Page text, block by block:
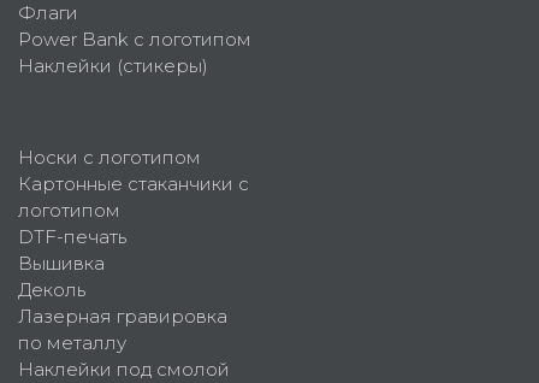
Флаги
Power Bank с логотипом
Наклейки (стикеры)
Носки с логотипом
Картонные стаканчики с
логотипом
DTF-печать
Вышивка
Деколь
Лазерная гравировка
по металлу
Наклейки под смолой